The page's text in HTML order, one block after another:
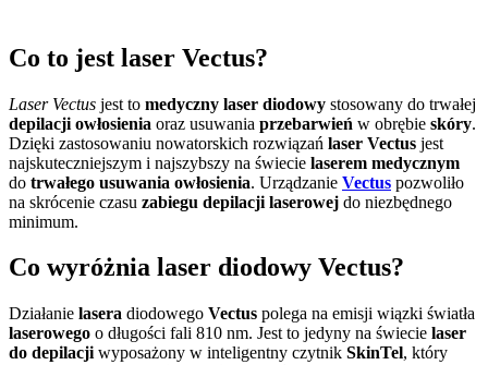
Co to jest laser Vectus?
Laser Vectus jest to medyczny laser diodowy stosowany do trwałej
depilacji owłosienia oraz usuwania przebarwień w obrębie skóry.
Dzięki zastosowaniu nowatorskich rozwiązań laser Vectus jest
najskuteczniejszym i najszybszy na świecie laserem medycznym
do trwałego usuwania owłosienia. Urządzanie Vectus pozwoliło
na skrócenie czasu zabiegu depilacji laserowej do niezbędnego
minimum.
Co wyróżnia laser diodowy Vectus?
Działanie lasera diodowego Vectus polega na emisji wiązki światła
laserowego o długości fali 810 nm. Jest to jedyny na świecie laser
do depilacji wyposażony w inteligentny czytnik SkinTel, który